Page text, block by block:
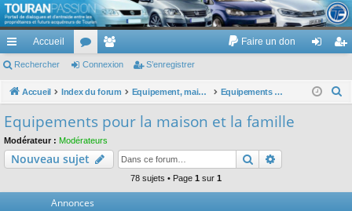
TouranPassion
Le forum des propriétaires ou futurs acquéreurs du Volkswagen Touran
cc
ès
pi
de
Accueil
or
u
e
m
Faire un don
ne nr
Rechercher Connexion S’enregistrer
Accueil Index du forum Equipement, maison, famille, passion, hobby, détente, ... Equipements pour la maison et la famille
c
Equipements pour la maison et la famille
Modérateur : Modérateurs
Nouveau sujet Rechercher
78 sujets • Page 1 sur 1
Annonces